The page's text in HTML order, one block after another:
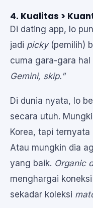
4. Kualitas >
Di dating app, lo
jadi picky(pemilih)
cuma gara-gara hal
Gemini, skip."
Di dunia nyata, lo
secara utuh.
Korea, tapi
Atau mungkin dia
yang baik. Organic
menghargai
sekadar koleksi